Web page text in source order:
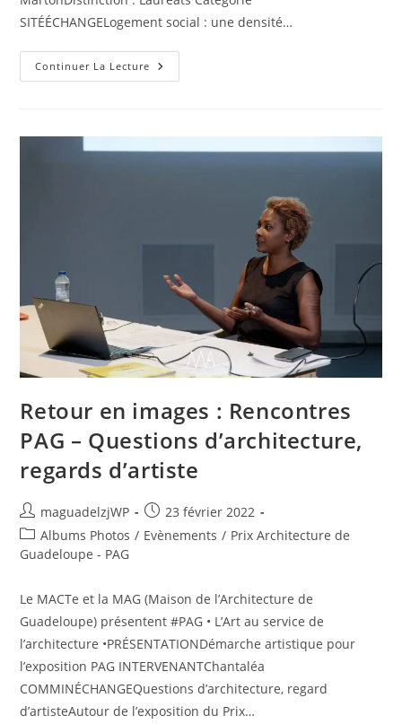
SITÉÉCHANGELogement social : une densité…
Continuer La Lecture Retour
En
–
Logement
Retour en images : Rencontres
PAG – Questions d’architecture,
regards d’artiste
Auteur/autrice
de
la
maguadelzjWP
Publication
publiée :
23 février 2022
Post
category:
Albums Photos / Evènements / Prix Architecture de
Guadeloupe - PAG
Le MACTe et la MAG (Maison de l’Architecture de
Guadeloupe) présentent #PAG • L’Art au service de
l’architecture •PRÉSENTATIONDémarche artistique pour
l’exposition PAG INTERVENANTChantaléa
COMMINÉCHANGEQuestions d’architecture, regard
d’artisteAutour de l’exposition du Prix…